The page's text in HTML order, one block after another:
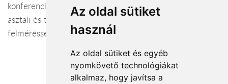
Az oldal sütiket
használ
Az oldal sütiket és egyéb
nyomkövető technológiákat
alkalmaz, hogy javítsa a
konferenciák, szállodák, társasági rendezvények díszítése
asztali és térbeli virágkompozíciókkal, helyszíni
felméréssel.